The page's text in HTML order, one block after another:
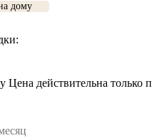
дому
Цена действительна только